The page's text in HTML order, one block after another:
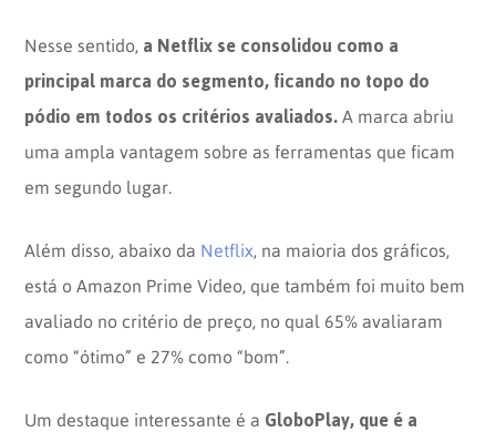
Nesse sentido, a Netflix se consolidou como a
principal marca do segmento, ficando no topo do
pódio em todos os critérios avaliados. A marca abriu
uma ampla vantagem sobre as ferramentas que ficam
em segundo lugar.
Além disso, abaixo da Netflix , na maioria dos gráficos,
está o Amazon Prime Video, que também foi muito bem
avaliado no critério de preço, no qual 65% avaliaram
como “ótimo” e 27% como “bom”.
Um destaque interessante é a GloboPlay, que é a